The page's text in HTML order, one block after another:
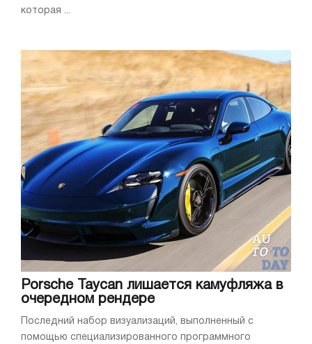
которая ...
Porsche Taycan лишается камуфляжа в
очередном рендере
Последний набор визуализаций, выполненный с
помощью специализированного программного